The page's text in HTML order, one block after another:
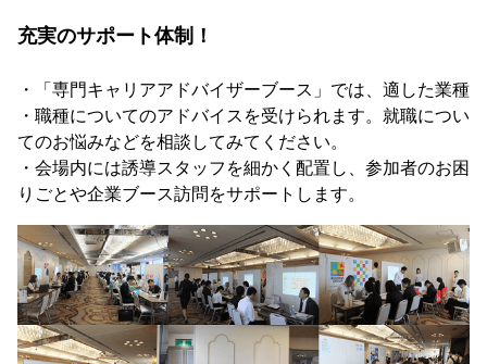
充実のサポート体制！
・「専門キャリアアドバイザーブース」では、適した業種
・職種についてのアドバイスを受けられます。就職につい
てのお悩みなどを相談してみてください。
・会場内には誘導スタッフを細かく配置し、参加者のお困
りごとや企業ブース訪問をサポートします。